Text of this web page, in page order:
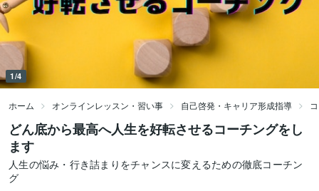
1/4
ホーム オンラインレッスン・習い事 自己啓発・キャリア形成指導
どん底から最高へ人生を好転させるコーチングをし
ます
人生の悩み・行き詰まりをチャンスに変えるための徹底コーチン
グ